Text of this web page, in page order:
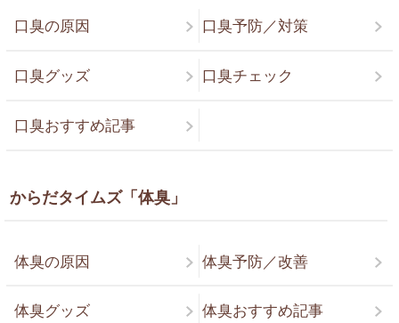
口臭の原因 口臭予防／対策
口臭グッズ 口臭チェック
口臭おすすめ記事
からだタイムズ「体臭」
体臭の原因 体臭予防／改善
体臭グッズ 体臭おすすめ記事